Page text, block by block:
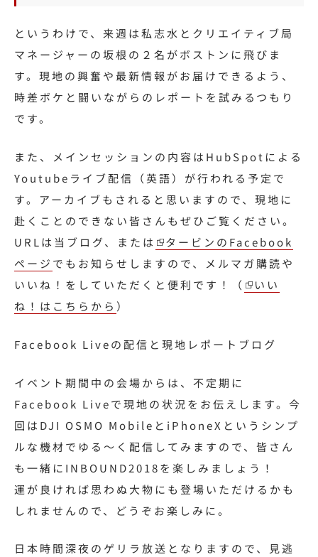
というわけで、来週は私志水とクリエイティブ局
マネージャーの坂根の２名がボストンに飛びま
す。現地の興奮や最新情報がお届けできるよう、
時差ボケと闘いながらのレポートを試みるつもり
です。
また、メインセッションの内容はHubSpotによる
Youtubeライブ配信（英語）が行われる予定で
す。アーカイブもされると思いますので、現地に
赴くことのできない皆さんもぜひご覧ください。
URLは当ブログ、または
タービンのFacebook
ページ でもお知らせしますので、メルマガ購読や
いいね！をしていただくと便利です！（
いい
ね！はこちらから ）
Facebook Liveの配信と現地レポートブログ
イベント期間中の会場からは、不定期に
Facebook Liveで現地の状況をお伝えします。今
回はDJI OSMO MobileとiPhoneXというシンプ
ルな機材でゆる〜く配信してみますので、皆さん
も一緒にINBOUND2018を楽しみましょう！
運が良ければ思わぬ大物にも登場いただけるかも
しれませんので、どうぞお楽しみに。
日本時間深夜のゲリラ放送となりますので、見逃